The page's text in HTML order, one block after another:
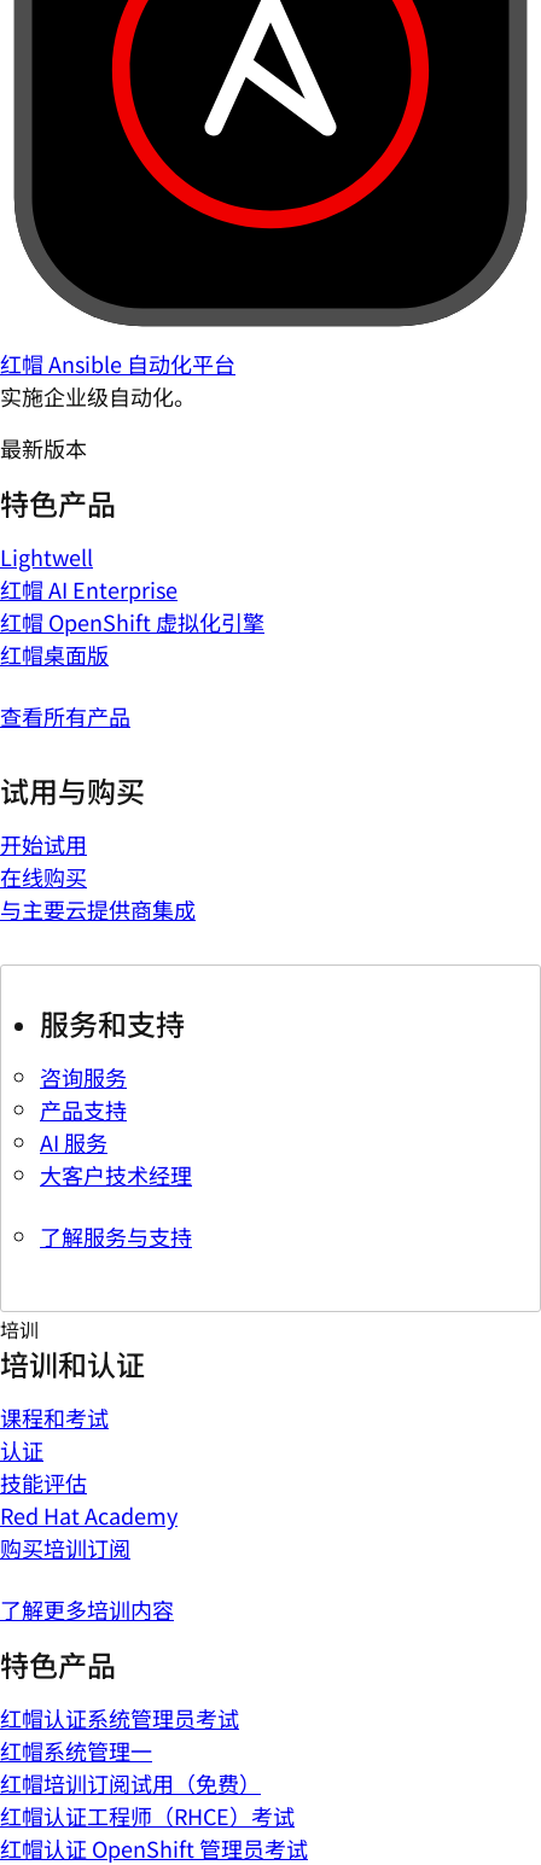
红帽 Ansible 自动化平台
实施企业级自动化。
最新版本
特色产品
Lightwell
红帽 AI Enterprise
红帽 OpenShift 虚拟化引擎
红帽桌面版
查看所有产品
试用与购买
开始试用
在线购买
与主要云提供商集成
服务和支持
咨询服务
产品支持
AI 服务
大客户技术经理
了解服务与支持
培训
培训和认证
课程和考试
认证
技能评估
Red Hat Academy
购买培训订阅
了解更多培训内容
特色产品
红帽认证系统管理员考试
红帽系统管理一
红帽培训订阅试用（免费）
红帽认证工程师（RHCE）考试
红帽认证 OpenShift 管理员考试